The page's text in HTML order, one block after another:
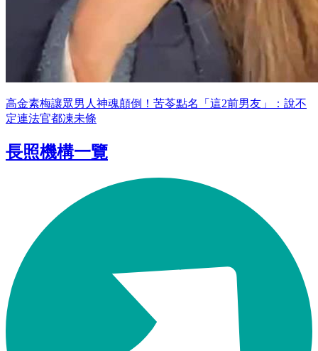
高金素梅讓眾男人神魂顛倒！苦苓點名「這2前男友」：說不
定連法官都凍未條
長照機構一覽